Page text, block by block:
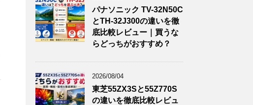
パナソニック TV-32N50C
とTH-32J300の違いを徹
底比較レビュー｜買うな
らどっちがおすすめ？
2026/08/04
東芝55ZX3Sと55Z770S
の違いを徹底比較レビュ